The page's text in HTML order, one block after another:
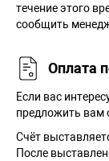
течение этого
сообщить
Оплата
Если вас
предложить вам
Счёт
После